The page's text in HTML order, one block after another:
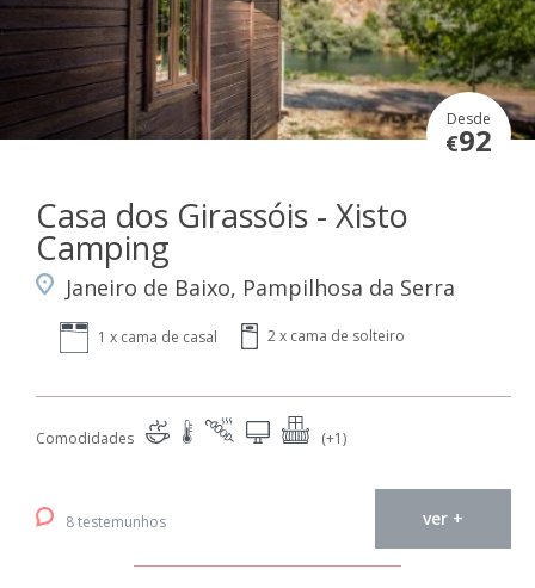
Desde
€92
Casa dos Girassóis - Xisto
Camping
Janeiro de Baixo, Pampilhosa da Serra
1 x cama de casal 2 x cama de solteiro
Comodidades (+1)
8 testemunhos ver +